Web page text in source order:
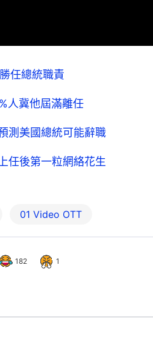
任總統職責
人冀他屆滿離任
測美國總統可能辭職
任後第一粒網絡花生
01‌ ‌Video‌ ‌OTT
182 1